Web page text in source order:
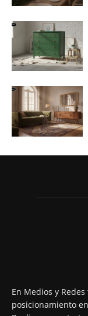
En Medios y
posicionamiento